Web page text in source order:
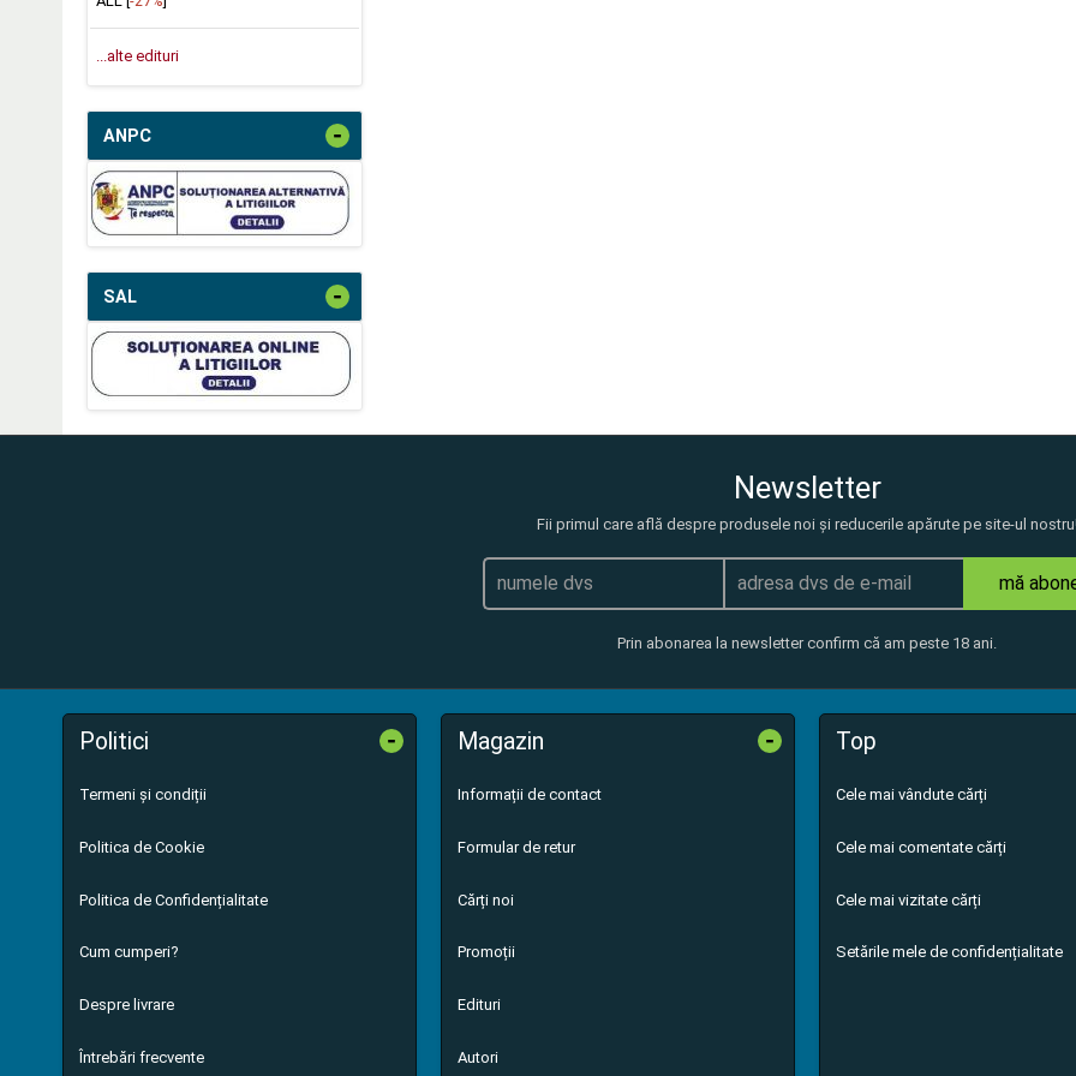
...alte edituri
ANPC -
SAL -
Newsletter
Fii primul care află despre produsele noi și reducerile apărute pe site-ul
mă
Prin abonarea la newsletter confirm că am peste 18 ani.
Politici -
Termeni și condiții
Politica de Cookie
Politica de Confidențialitate
Cum cumperi?
Despre livrare
Întrebări frecvente
Magazin -
Informații de contact
Formular de retur
Cărți noi
Promoții
Edituri
Autori
Top
Cele mai vândute cărți
Cele mai comentate cărți
Cele mai vizitate cărți
Setările mele de confidențialitate